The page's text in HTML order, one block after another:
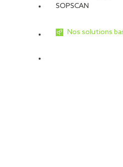
SOPSCAN
Nos solutions